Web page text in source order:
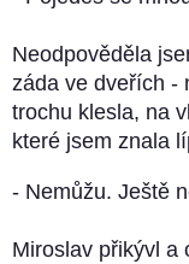
Neodpověděla
záda ve dveřích -
trochu klesla, na
které jsem znala
- Nemůžu. Ještě
Miroslav přikývl a